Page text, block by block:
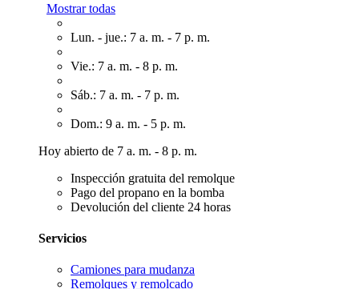
Mostrar todas
Lun. - jue.: 7 a. m. - 7 p. m.
Vie.: 7 a. m. - 8 p. m.
Sáb.: 7 a. m. - 7 p. m.
Dom.: 9 a. m. - 5 p. m.
Hoy abierto de 7 a. m. - 8 p. m.
Inspección gratuita del remolque
Pago del propano en la bomba
Devolución del cliente 24 horas
Servicios
Camiones para mudanza
Remolques y remolcado